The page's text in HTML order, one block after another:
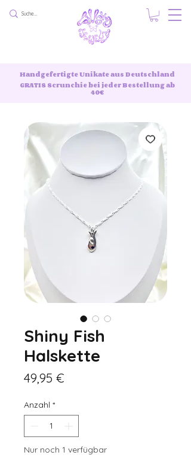
Handgefertigte Unikate aus Deutschland
GRATIS Scrunchie bei jeder Bestellung ab
40€
Shiny Fish
Halskette
49,95 €
Anzahl *
Nur noch 1 verfügbar